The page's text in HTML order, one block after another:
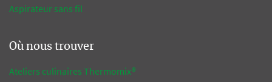
Aspirateur sans fil
Où nous trouver
Ateliers culinaires Thermomix®